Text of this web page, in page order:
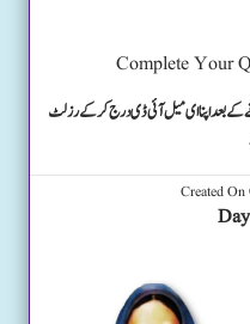
Complete Your
کے بعد اپنا ای میل آئی ڈی درج کرکے رزلٹ
Created On